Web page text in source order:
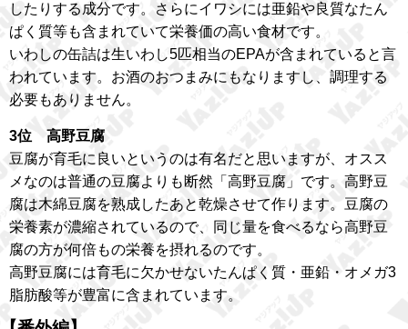
したりする成分です。さらにイワシには亜鉛や良質なたん
ぱく質等も含まれていて栄養価の高い食材です。
いわしの缶詰は生いわし5匹相当のEPAが含まれていると言
われています。お酒のおつまみにもなりますし、調理する
必要もありません。
3位 高野豆腐
豆腐が育毛に良いというのは有名だと思いますが、オスス
メなのは普通の豆腐よりも断然「高野豆腐」です。高野豆
腐は木綿豆腐を熟成したあと乾燥させて作ります。豆腐の
栄養素が濃縮されているので、同じ量を食べるなら高野豆
腐の方が何倍もの栄養を摂れるのです。
高野豆腐には育毛に欠かせないたんぱく質・亜鉛・オメガ3
脂肪酸等が豊富に含まれています。